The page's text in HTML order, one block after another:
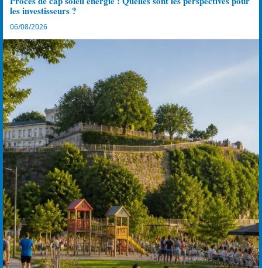
les investisseurs ?
06/08/2026